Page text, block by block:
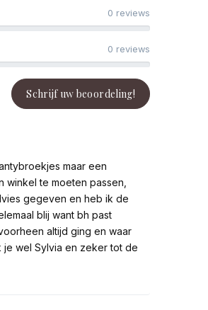
0 reviews
0 reviews
Schrijf uw beoordeling!
maar een
te moeten passen,
gegeven en heb ik de
blij want bh past
altijd ging en waar
je wel Sylvia en zeker tot de